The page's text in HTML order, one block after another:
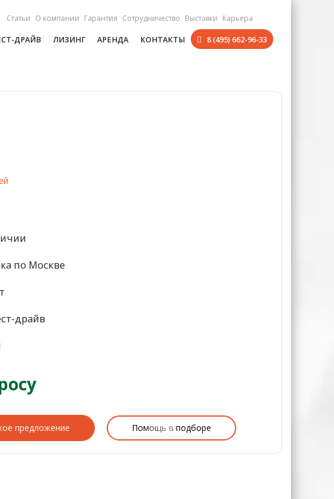
Статьи О компании Гарантия Сотрудничество Выставки Карьера
ДРАЙВ ЛИЗИНГ АРЕНДА КОНТАКТЫ 8 (495) 662-96-33
по Москве
драйв
предложение Помощь в подборе